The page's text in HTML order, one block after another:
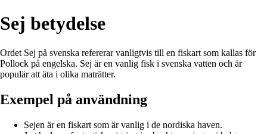
Sej betydelse
Ordet Sej på svenska refererar vanligtvis till en fiskart som kallas för
Pollock på engelska. Sej är en vanlig fisk i svenska vatten och är
populär att äta i olika maträtter.
Exempel på användning
Sejen är en fiskart som är vanlig i de nordiska haven.